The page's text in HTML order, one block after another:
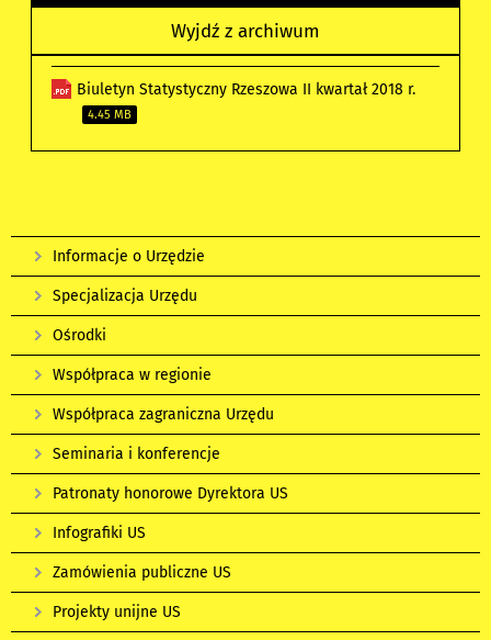
Wyjdź z archiwum
Biuletyn Statystyczny Rzeszowa II kwartał 2018 r.
4.45 MB
Informacje o Urzędzie
Specjalizacja Urzędu
Ośrodki
Współpraca w regionie
Współpraca zagraniczna Urzędu
Seminaria i konferencje
Patronaty honorowe Dyrektora US
Infografiki US
Zamówienia publiczne US
Projekty unijne US